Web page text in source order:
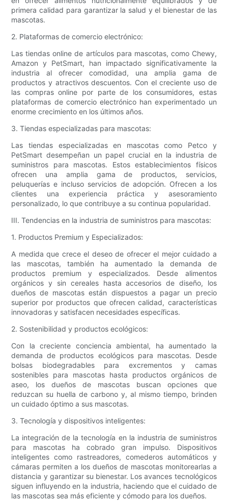
primera calidad para garantizar la salud y el bienestar de las
mascotas.
2. Plataformas de comercio electrónico:
Las tiendas online de artículos para mascotas, como Chewy,
Amazon y PetSmart, han impactado significativamente la
industria al ofrecer comodidad, una amplia gama de
productos y atractivos descuentos. Con el creciente uso de
las compras online por parte de los consumidores, estas
plataformas de comercio electrónico han experimentado un
enorme crecimiento en los últimos años.
3. Tiendas especializadas para mascotas:
Las tiendas especializadas en mascotas como Petco y
PetSmart desempeñan un papel crucial en la industria de
suministros para mascotas. Estos establecimientos físicos
ofrecen una amplia gama de productos, servicios,
peluquerías e incluso servicios de adopción. Ofrecen a los
clientes una experiencia práctica y asesoramiento
personalizado, lo que contribuye a su continua popularidad.
III. Tendencias en la industria de suministros para mascotas:
1. Productos Premium y Especializados:
A medida que crece el deseo de ofrecer el mejor cuidado a
las mascotas, también ha aumentado la demanda de
productos premium y especializados. Desde alimentos
orgánicos y sin cereales hasta accesorios de diseño, los
dueños de mascotas están dispuestos a pagar un precio
superior por productos que ofrecen calidad, características
innovadoras y satisfacen necesidades específicas.
2. Sostenibilidad y productos ecológicos:
Con la creciente conciencia ambiental, ha aumentado la
demanda de productos ecológicos para mascotas. Desde
bolsas biodegradables para excrementos y camas
sostenibles para mascotas hasta productos orgánicos de
aseo, los dueños de mascotas buscan opciones que
reduzcan su huella de carbono y, al mismo tiempo, brinden
un cuidado óptimo a sus mascotas.
3. Tecnología y dispositivos inteligentes:
La integración de la tecnología en la industria de suministros
para mascotas ha cobrado gran impulso. Dispositivos
inteligentes como rastreadores, comederos automáticos y
cámaras permiten a los dueños de mascotas monitorearlas a
distancia y garantizar su bienestar. Los avances tecnológicos
siguen influyendo en la industria, haciendo que el cuidado de
las mascotas sea más eficiente y cómodo para los dueños.